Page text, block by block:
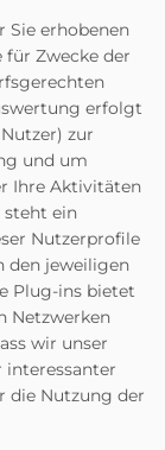
Sie erhobenen
Zwecke der
erfolgt
zur
und um
Ihre Aktivitäten
steht ein
Nutzerprofile
den jeweiligen
Plug-ins bietet
Netzwerken
wir unser
interessanter
die Nutzung der